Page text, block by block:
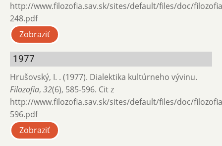
http://www.filozofia.sav.sk/sites/default/files/doc/
248.pdf
Zobraziť
1977
Hrušovský, I. . (1977). Dialektika kultúrneho vývinu.
Filozofia, 32(6), 585-596. Cit z
http://www.filozofia.sav.sk/sites/default/files/doc/
596.pdf
Zobraziť